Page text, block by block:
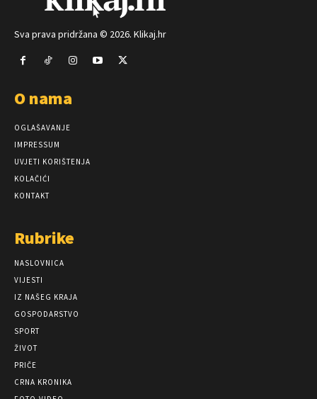
Sva prava pridržana © 2026. Klikaj.hr
O nama
OGLAŠAVANJE
IMPRESSUM
UVJETI KORIŠTENJA
KOLAČIĆI
KONTAKT
Rubrike
NASLOVNICA
VIJESTI
IZ NAŠEG KRAJA
GOSPODARSTVO
SPORT
ŽIVOT
PRIČE
CRNA KRONIKA